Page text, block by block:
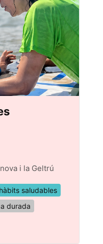
i la Geltrú
saludables
durada